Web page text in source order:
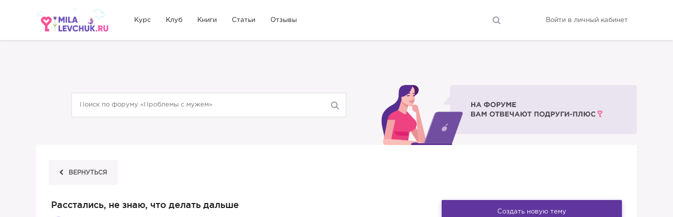
Курс Клуб Книги Статьи Отзывы Войти в личный кабинет
ВЕРНУТЬСЯ
Расстались, не знаю, что делать дальше
Создать новую тему